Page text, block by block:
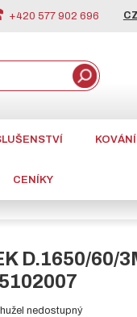
+420 577 902 696 CZ
CENÍKY
D.1650/60/
nedostupný